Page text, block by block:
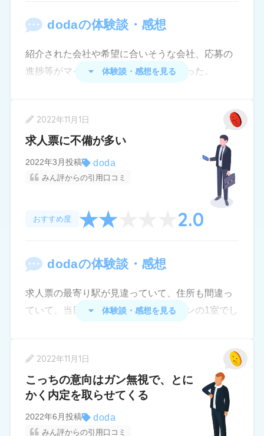
送ると「私の方でこの内容に差し替えておきます
・面接日時が決定し、Web上で「確定ボタン」を
押しましたが、数日後に「ボタンを押してくださ
・面接希望日時をWeb上で修正しましたが、その
後で修正前に入力していた日時で決定したという
4．今後も引き続き利用・使用したいか？
今回、担当して頂いた方の対応はまあまあ良かっ
たと思います。私は平均よりも転職回数が多い上
たのだと思います。
た。その為私の転職活動はあっという間に頓挫し
会後、男性スタッフから退会理由を尋ねるお電話
を頂き、ありのままに話したところ平謝りされま
dodaの体験談・感想
紹介された会社や希望に合いそうな会社、応募の
進捗等がマイページで見られて便利だった。
面接までこぎつけても年齢で落とされたり、給与
に全く見合わないレベルの資格不所持で落とされ
たり、配属予定部署長の面接と聞いていけばまだ
人事だったり何かと納得できないことも多々あっ
担当エージェントは若手で上記のようないざこざ
昇格した時のおめでとうメールはわざとらしいほ
体験談・感想を見る
2022年11月1日
求人票に不備が多い
2022年3月投稿 doda
みん評からの引用口コミ
おすすめ度 2.0
dodaの体験談・感想
求人票の最寄り駅が見違っていて、住所も間違っ
ていて、当日面接に行ったらマンションの1室でし
その後企業に電話して住所を確認し、遅刻して面
した。
その会社はホームページがない会社でしたので所
在地が確認できませんでした。
体験談・感想を見る
2022年11月1日
こっちの意向はガン無視で、とに
かく内定を取らせてくる
2022年6月投稿 doda
みん評からの引用口コミ